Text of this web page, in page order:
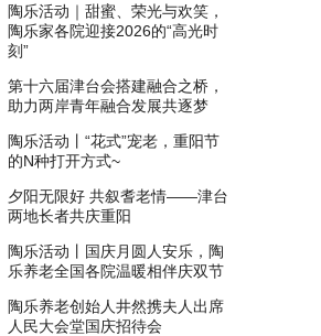
陶乐活动｜甜蜜、荣光与欢笑，
陶乐家各院迎接2026的“高光时
刻”
第十六届津台会搭建融合之桥，
助力两岸青年融合发展共逐梦
陶乐活动丨“花式”宠老，重阳节
的N种打开方式~
夕阳无限好 共叙耆老情——津台
两地长者共庆重阳
陶乐活动丨国庆月圆人安乐，陶
乐养老全国各院温暖相伴庆双节
陶乐养老创始人井然携夫人出席
人民大会堂国庆招待会